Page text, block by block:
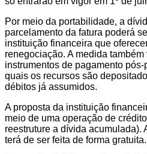
Por meio da portabilidade, a
parcelamento da fatura poderá
instituição financeira que
renegociação. A medida
instrumentos de pagamento
quais os recursos são
débitos já assumidos.
A proposta da instituição
meio de uma operação de
reestruture a dívida acumulada).
terá de ser feita de forma gratuita.